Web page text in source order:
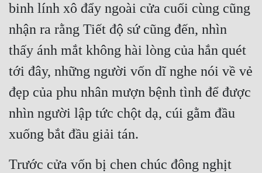
Xuyên Sách
Xuyên Thư
Đô Thị
Đông Phương
Đông Phương Huyền Huyễn
binh lính xô đẩy ngoài cửa cuối cùng cũng
nhận ra rằng Tiết độ sứ cũng đến, nhìn
thấy ánh mắt không hài lòng của hắn quét
tới đây, những người vốn dĩ nghe nói về vẻ
đẹp của phu nhân mượn bệnh tình để được
nhìn người lập tức chột dạ, cúi gằm đầu
xuống bắt đầu giải tán.
Trước cửa vốn bị chen chúc đông nghịt